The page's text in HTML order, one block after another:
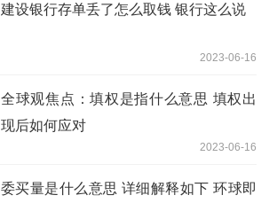
建设银行存单丢了怎么取钱 银行这么说
2023-06-16
全球观焦点：填权是指什么意思 填权出
现后如何应对
2023-06-16
委买量是什么意思 详细解释如下 环球即